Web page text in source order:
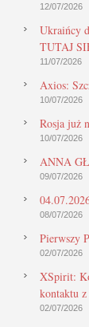
12/07/2026
Ukraińcy
TUTAJ
11/07/2026
Axios:
10/07/2026
Rosja już
10/07/2026
ANNA
09/07/2026
08/07/2026
Pierwszy
02/07/2026
XSpirit:
kontaktu
02/07/2026